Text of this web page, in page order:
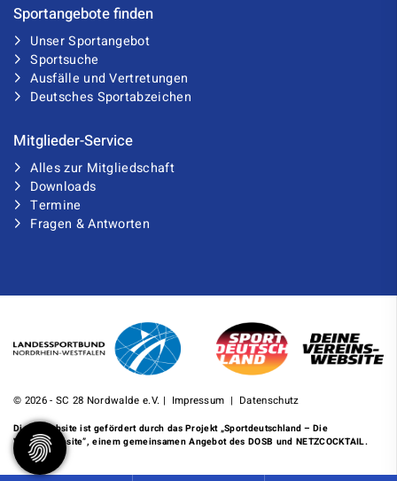
Sportangebote finden
Unser Sportangebot
Sportsuche
Ausfälle und Vertretungen
Deutsches Sportabzeichen
Mitglieder-Service
Alles zur Mitgliedschaft
Downloads
Termine
Fragen & Antworten
© 2026 - SC 28 Nordwalde e.V. | Impressum | Datenschutz
Diese Website ist gefördert durch das Projekt „Sportdeutschland – Die
Vereinswebsite”, einem gemeinsamen Angebot des DOSB und NETZCOCKTAIL.